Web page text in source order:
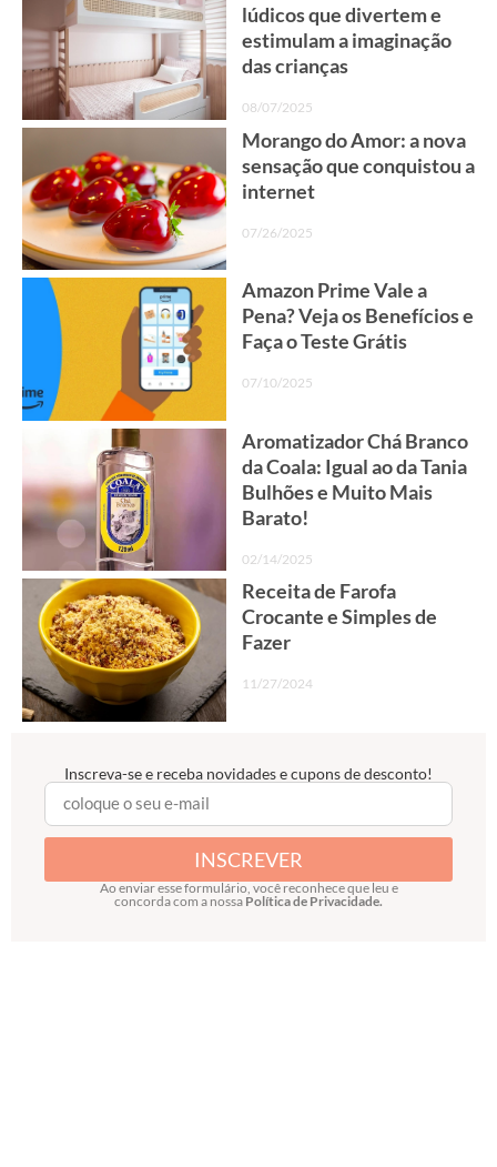
lúdicos que divertem e
estimulam a imaginação
das crianças
08/07/2025
Morango do Amor: a nova
sensação que conquistou a
internet
07/26/2025
Amazon Prime Vale a
Pena? Veja os Benefícios e
Faça o Teste Grátis
07/10/2025
Aromatizador Chá Branco
da Coala: Igual ao da Tania
Bulhões e Muito Mais
Barato!
02/14/2025
Receita de Farofa
Crocante e Simples de
Fazer
11/27/2024
Inscreva-se e receba novidades e cupons de desconto!
INSCREVER
Ao enviar esse formulário, você reconhece que leu e
concorda com a nossa Política de Privacidade.